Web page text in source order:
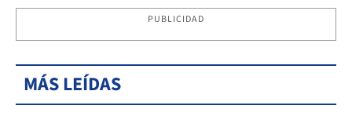
PUBLICIDAD
MÁS LEÍDAS